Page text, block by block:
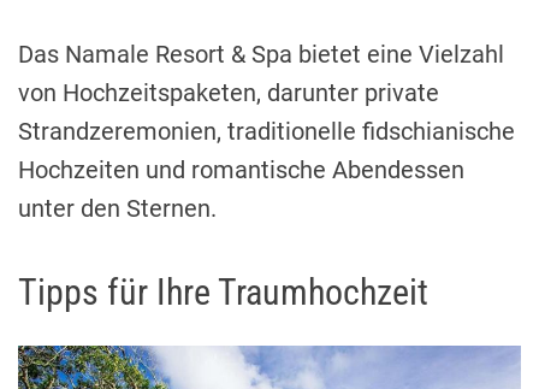
Das Namale Resort & Spa bietet eine Vielzahl
von Hochzeitspaketen, darunter private
Strandzeremonien, traditionelle fidschianische
Hochzeiten und romantische Abendessen
unter den Sternen.
Tipps für Ihre Traumhochzeit